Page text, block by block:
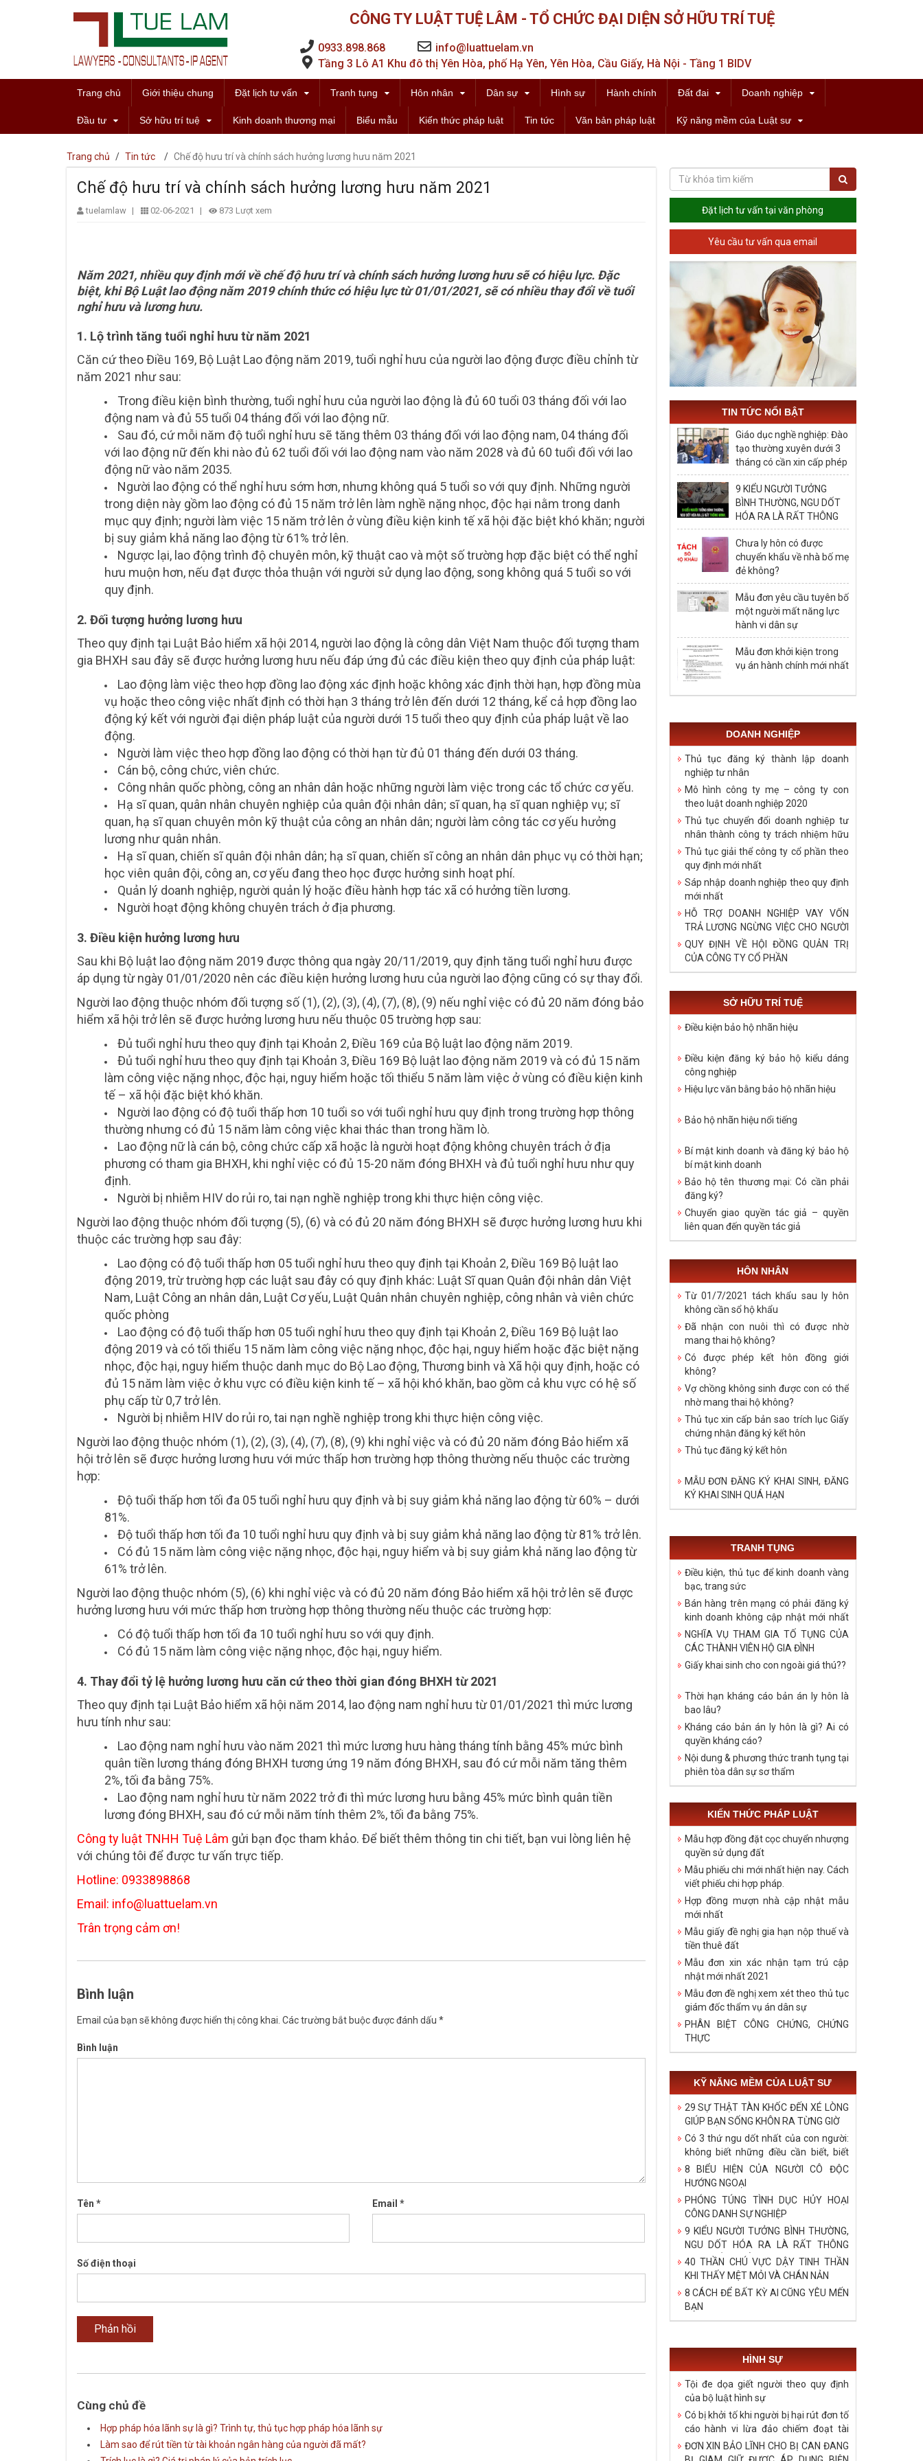
CÔNG TY LUẬT TUỆ LÂM - TỔ CHỨC ĐẠI DIỆN SỞ HỮU TRÍ TUỆ
0933.898.868
info@luattuelam.vn
Tầng 3 Lô A1 Khu đô thị Yên Hòa, phố Hạ Yên, Yên Hòa, Cầu Giấy, Hà Nội - Tầng 1 BIDV
Trang chủ Giới thiệu chung Đặt lịch tư vấn Tranh tụng Hôn nhân Dân sự Hình sự Hành chính Đất đai Doanh nghiệp
Đầu tư Sở hữu trí tuệ Kinh doanh thương mại Biểu mẫu Kiến thức pháp luật Tin tức Văn bản pháp luật Kỹ năng mềm của Luật sư
Trang chủ / Tin tức / Chế độ hưu trí và chính sách hưởng lương hưu năm 2021
Chế độ hưu trí và chính sách hưởng lương hưu năm 2021
tuelamlaw | 02-06-2021 | 873 Lượt xem
Năm 2021, nhiều quy định mới về chế độ hưu trí và chính sách hưởng lương hưu sẽ có hiệu lực. Đặc
biệt, khi Bộ Luật lao động năm 2019 chính thức có hiệu lực từ 01/01/2021, sẽ có nhiều thay đổi về tuổi
nghỉ hưu và lương hưu.
1. Lộ trình tăng tuổi nghỉ hưu từ năm 2021
Căn cứ theo Điều 169, Bộ Luật Lao động năm 2019, tuổi nghỉ hưu của người lao động được điều chỉnh từ
năm 2021 như sau:
Trong điều kiện bình thường, tuổi nghỉ hưu của người lao động là đủ 60 tuổi 03 tháng đối với lao
động nam và đủ 55 tuổi 04 tháng đối với lao động nữ.
Sau đó, cứ mỗi năm độ tuổi nghỉ hưu sẽ tăng thêm 03 tháng đối với lao động nam, 04 tháng đối
với lao động nữ đến khi nào đủ 62 tuổi đối với lao động nam vào năm 2028 và đủ 60 tuổi đối với lao
động nữ vào năm 2035.
Người lao động có thể nghỉ hưu sớm hơn, nhưng không quá 5 tuổi so với quy định. Những người
trong diện này gồm lao động có đủ 15 năm trở lên làm nghề nặng nhọc, độc hại nằm trong danh
mục quy định; người làm việc 15 năm trở lên ở vùng điều kiện kinh tế xã hội đặc biệt khó khăn; người
bị suy giảm khả năng lao động từ 61% trở lên.
Ngược lại, lao động trình độ chuyên môn, kỹ thuật cao và một số trường hợp đặc biệt có thể nghỉ
hưu muộn hơn, nếu đạt được thỏa thuận với người sử dụng lao động, song không quá 5 tuổi so với
quy định.
2. Đối tượng hưởng lương hưu
Theo quy định tại Luật Bảo hiểm xã hội 2014, người lao động là công dân Việt Nam thuộc đối tượng tham
gia BHXH sau đây sẽ được hưởng lương hưu nếu đáp ứng đủ các điều kiện theo quy định của pháp luật:
Lao động làm việc theo hợp đồng lao động xác định hoặc không xác định thời hạn, hợp đồng mùa
vụ hoặc theo công việc nhất định có thời hạn 3 tháng trở lên đến dưới 12 tháng, kể cả hợp đồng lao
động ký kết với người đại diện pháp luật của người dưới 15 tuổi theo quy định của pháp luật về lao
động.
Người làm việc theo hợp đồng lao động có thời hạn từ đủ 01 tháng đến dưới 03 tháng.
Cán bộ, công chức, viên chức.
Công nhân quốc phòng, công an nhân dân hoặc những người làm việc trong các tổ chức cơ yếu.
Hạ sĩ quan, quân nhân chuyên nghiệp của quân đội nhân dân; sĩ quan, hạ sĩ quan nghiệp vụ; sĩ
quan, hạ sĩ quan chuyên môn kỹ thuật của công an nhân dân; người làm công tác cơ yếu hưởng
lương như quân nhân.
Hạ sĩ quan, chiến sĩ quân đội nhân dân; hạ sĩ quan, chiến sĩ công an nhân dân phục vụ có thời hạn;
học viên quân đội, công an, cơ yếu đang theo học được hưởng sinh hoạt phí.
Quản lý doanh nghiệp, người quản lý hoặc điều hành hợp tác xã có hưởng tiền lương.
Người hoạt động không chuyên trách ở địa phương.
3. Điều kiện hưởng lương hưu
Sau khi Bộ luật lao động năm 2019 được thông qua ngày 20/11/2019, quy định tăng tuổi nghỉ hưu được
áp dụng từ ngày 01/01/2020 nên các điều kiện hưởng lương hưu của người lao động cũng có sự thay đổi.
Người lao động thuộc nhóm đối tượng số (1), (2), (3), (4), (7), (8), (9) nếu nghỉ việc có đủ 20 năm đóng bảo
hiểm xã hội trở lên sẽ được hưởng lương hưu nếu thuộc 05 trường hợp sau:
Đủ tuổi nghỉ hưu theo quy định tại Khoản 2, Điều 169 của Bộ luật lao động năm 2019.
Đủ tuổi nghỉ hưu theo quy định tại Khoản 3, Điều 169 Bộ luật lao động năm 2019 và có đủ 15 năm
làm công việc nặng nhọc, độc hại, nguy hiểm hoặc tối thiểu 5 năm làm việc ở vùng có điều kiện kinh
tế – xã hội đặc biệt khó khăn.
Người lao động có độ tuổi thấp hơn 10 tuổi so với tuổi nghỉ hưu quy định trong trường hợp thông
thường nhưng có đủ 15 năm làm công việc khai thác than trong hầm lò.
Lao động nữ là cán bộ, công chức cấp xã hoặc là người hoạt động không chuyên trách ở địa
phương có tham gia BHXH, khi nghỉ việc có đủ 15-20 năm đóng BHXH và đủ tuổi nghỉ hưu như quy
định.
Người bị nhiễm HIV do rủi ro, tai nạn nghề nghiệp trong khi thực hiện công việc.
Người lao động thuộc nhóm đối tượng (5), (6) và có đủ 20 năm đóng BHXH sẽ được hưởng lương hưu khi
thuộc các trường hợp sau đây:
Lao động có độ tuổi thấp hơn 05 tuổi nghỉ hưu theo quy định tại Khoản 2, Điều 169 Bộ luật lao
động 2019, trừ trường hợp các luật sau đây có quy định khác: Luật Sĩ quan Quân đội nhân dân Việt
Nam, Luật Công an nhân dân, Luật Cơ yếu, Luật Quân nhân chuyên nghiệp, công nhân và viên chức
quốc phòng
Lao động có độ tuổi thấp hơn 05 tuổi nghỉ hưu theo quy định tại Khoản 2, Điều 169 Bộ luật lao
động 2019 và có tối thiểu 15 năm làm công việc nặng nhọc, độc hại, nguy hiểm hoặc đặc biệt nặng
nhọc, độc hại, nguy hiểm thuộc danh mục do Bộ Lao động, Thương binh và Xã hội quy định, hoặc có
đủ 15 năm làm việc ở khu vực có điều kiện kinh tế – xã hội khó khăn, bao gồm cả khu vực có hệ số
phụ cấp từ 0,7 trở lên.
Người bị nhiễm HIV do rủi ro, tai nạn nghề nghiệp trong khi thực hiện công việc.
Người lao động thuộc nhóm (1), (2), (3), (4), (7), (8), (9) khi nghỉ việc và có đủ 20 năm đóng Bảo hiểm xã
hội trở lên sẽ được hưởng lương hưu với mức thấp hơn trường hợp thông thường nếu thuộc các trường
hợp:
Độ tuổi thấp hơn tối đa 05 tuổi nghỉ hưu quy định và bị suy giảm khả năng lao động từ 60% – dưới
81%.
Độ tuổi thấp hơn tối đa 10 tuổi nghỉ hưu quy định và bị suy giảm khả năng lao động từ 81% trở lên.
Có đủ 15 năm làm công việc nặng nhọc, độc hại, nguy hiểm và bị suy giảm khả năng lao động từ
61% trở lên.
Người lao động thuộc nhóm (5), (6) khi nghỉ việc và có đủ 20 năm đóng Bảo hiểm xã hội trở lên sẽ được
hưởng lương hưu với mức thấp hơn trường hợp thông thường nếu thuộc các trường hợp:
Có độ tuổi thấp hơn tối đa 10 tuổi nghỉ hưu so với quy định.
Có đủ 15 năm làm công việc nặng nhọc, độc hại, nguy hiểm.
4. Thay đổi tỷ lệ hưởng lương hưu căn cứ theo thời gian đóng BHXH từ 2021
Theo quy định tại Luật Bảo hiểm xã hội năm 2014, lao động nam nghỉ hưu từ 01/01/2021 thì mức lương
hưu tính như sau:
Lao động nam nghỉ hưu vào năm 2021 thì mức lương hưu hàng tháng tính bằng 45% mức bình
quân tiền lương tháng đóng BHXH tương ứng 19 năm đóng BHXH, sau đó cứ mỗi năm tăng thêm
2%, tối đa bằng 75%.
Lao động nam nghỉ hưu từ năm 2022 trở đi thì mức lương hưu bằng 45% mức bình quân tiền
lương đóng BHXH, sau đó cứ mỗi năm tính thêm 2%, tối đa bằng 75%.
Công ty luật TNHH Tuệ Lâm gửi bạn đọc tham khảo. Để biết thêm thông tin chi tiết, bạn vui lòng liên hệ
với chúng tôi để được tư vấn trực tiếp.
Hotline: 0933898868
Email: info@luattuelam.vn
Trân trọng cảm ơn!
Bình luận
Email của bạn sẽ không được hiển thị công khai. Các trường bắt buộc được đánh dấu *
Bình luận
Tên * Email*
Số điện thoại
Cùng chủ đề
Hợp pháp hóa lãnh sự là gì? Trình tự, thủ tục hợp pháp hóa lãnh sự
Làm sao để rút tiền từ tài khoản ngân hàng của người đã mất?
Đặt lịch tư vấn tại văn phòng
Yêu cầu tư vấn qua email
TIN TỨC NỔI BẬT
Giáo dục nghề nghiệp: Đào
tạo thường xuyên dưới 3
tháng có cần xin cấp phép
hay không?
9 KIỂU NGƯỜI TƯỞNG
BÌNH THƯỜNG, NGU DỐT
HÓA RA LÀ RẤT THÔNG
MINH, ĐÁNG ĐỂ HỌC TẬP
Chưa ly hôn có được
chuyển khẩu về nhà bố mẹ
đẻ không?
Mẫu đơn yêu cầu tuyên bố
một người mất năng lực
hành vi dân sự
Mẫu đơn khởi kiện trong
vụ án hành chính mới nhất
DOANH NGHIỆP
Thủ tục đăng ký thành lập doanh
nghiệp tư nhân
Mô hình công ty mẹ – công ty con
theo luật doanh nghiệp 2020
Thủ tục chuyển đổi doanh nghiệp tư
nhân thành công ty trách nhiệm hữu
hạn
Thủ tục giải thể công ty cổ phần theo
quy định mới nhất
Sáp nhập doanh nghiệp theo quy định
mới nhất
HỖ TRỢ DOANH NGHIỆP VAY VỐN
TRẢ LƯƠNG NGỪNG VIỆC CHO NGƯỜI
LAO ĐỘNG TRONG DỊCH COVID – 19
QUY ĐỊNH VỀ HỘI ĐỒNG QUẢN TRỊ
CỦA CÔNG TY CỔ PHẦN
SỞ HỮU TRÍ TUỆ
Điều kiện bảo hộ nhãn hiệu
Điều kiện đăng ký bảo hộ kiểu dáng
công nghiệp
Hiệu lực văn bằng bảo hộ nhãn hiệu
Bảo hộ nhãn hiệu nổi tiếng
Bí mật kinh doanh và đăng ký bảo hộ
bí mật kinh doanh
Bảo hộ tên thương mại: Có cần phải
đăng ký?
Chuyển giao quyền tác giả – quyền
liên quan đến quyền tác giả
HÔN NHÂN
Từ 01/7/2021 tách khẩu sau ly hôn
không cần sổ hộ khẩu
Đã nhận con nuôi thì có được nhờ
mang thai hộ không?
Có được phép kết hôn đồng giới
không?
Vợ chồng không sinh được con có thể
nhờ mang thai hộ không?
Thủ tục xin cấp bản sao trích lục Giấy
chứng nhận đăng ký kết hôn
Thủ tục đăng ký kết hôn
MẪU ĐƠN ĐĂNG KÝ KHAI SINH, ĐĂNG
KÝ KHAI SINH QUÁ HẠN
TRANH TỤNG
Điều kiện, thủ tục để kinh doanh vàng
bạc, trang sức
Bán hàng trên mạng có phải đăng ký
kinh doanh không cập nhật mới nhất
năm 2021
NGHĨA VỤ THAM GIA TỐ TỤNG CỦA
CÁC THÀNH VIÊN HỘ GIA ĐÌNH
Giấy khai sinh cho con ngoài giá thú??
Thời hạn kháng cáo bản án ly hôn là
bao lâu?
Kháng cáo bản án ly hôn là gì? Ai có
quyền kháng cáo?
Nội dung & phương thức tranh tụng tại
phiên tòa dân sự sơ thẩm
KIẾN THỨC PHÁP LUẬT
Mẫu hợp đồng đặt cọc chuyển nhượng
quyền sử dụng đất
Mẫu phiếu chi mới nhất hiện nay. Cách
viết phiếu chi hợp pháp.
Hợp đồng mượn nhà cập nhật mẫu
mới nhất
Mẫu giấy đề nghị gia hạn nộp thuế và
tiền thuê đất
Mẫu đơn xin xác nhận tạm trú cập
nhật mới nhất 2021
Mẫu đơn đề nghị xem xét theo thủ tục
giám đốc thẩm vụ án dân sự
PHÂN BIỆT CÔNG CHỨNG, CHỨNG
THỰC
KỸ NĂNG MỀM CỦA LUẬT SƯ
29 SỰ THẬT TÀN KHỐC ĐẾN XÉ LÒNG
GIÚP BẠN SỐNG KHÔN RA TỪNG GIỜ
Có 3 thứ ngu dốt nhất của con người:
không biết những điều cần biết, biết
bậy những điều đã biết, biết những
điều không cần biết!
8 BIỂU HIỆN CỦA NGƯỜI CÔ ĐỘC
HƯỚNG NGOẠI
PHÓNG TÚNG TÌNH DỤC HỦY HOẠI
CÔNG DANH SỰ NGHIỆP
9 KIỂU NGƯỜI TƯỞNG BÌNH THƯỜNG,
NGU DỐT HÓA RA LÀ RẤT THÔNG
MINH, ĐÁNG ĐỂ HỌC TẬP
40 THẦN CHÚ VỰC DẬY TINH THẦN
KHI THẤY MỆT MỎI VÀ CHÁN NẢN
8 CÁCH ĐỂ BẤT KỲ AI CŨNG YÊU MẾN
BẠN
HÌNH SỰ
Tội đe dọa giết người theo quy định
của bộ luật hình sự
Có bị khởi tố khi người bị hại rút đơn tố
cáo hành vi lừa đảo chiếm đoạt tài
sản?
ĐƠN XIN BẢO LĨNH CHO BỊ CAN ĐANG